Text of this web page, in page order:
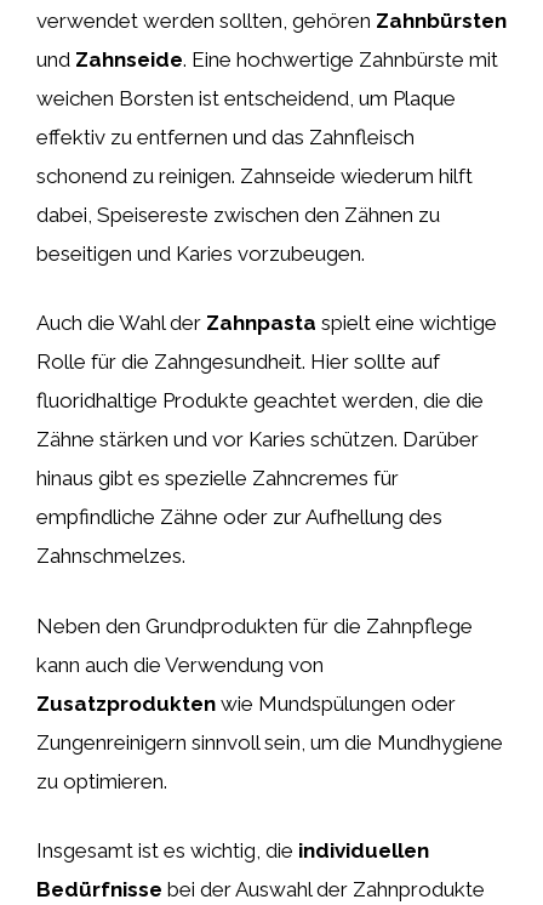
verwendet werden sollten, gehören Zahnbürsten
und Zahnseide. Eine hochwertige Zahnbürste mit
weichen Borsten ist entscheidend, um Plaque
effektiv zu entfernen und das Zahnfleisch
schonend zu reinigen. Zahnseide wiederum hilft
dabei, Speisereste zwischen den Zähnen zu
beseitigen und Karies vorzubeugen.
Auch die Wahl der Zahnpasta spielt eine wichtige
Rolle für die Zahngesundheit. Hier sollte auf
fluoridhaltige Produkte geachtet werden, die die
Zähne stärken und vor Karies schützen. Darüber
hinaus gibt es spezielle Zahncremes für
empfindliche Zähne oder zur Aufhellung des
Zahnschmelzes.
Neben den Grundprodukten für die Zahnpflege
kann auch die Verwendung von
Zusatzprodukten wie Mundspülungen oder
Zungenreinigern sinnvoll sein, um die Mundhygiene
zu optimieren.
Insgesamt ist es wichtig, die individuellen
Bedürfnisse bei der Auswahl der Zahnprodukte